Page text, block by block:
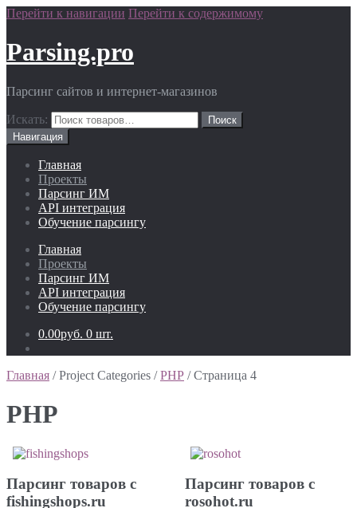
Перейти к навигации Перейти к содержимому
Parsing.pro
Парсинг сайтов и интернет-магазинов
Искать:
Навигация
Главная
Проекты
Парсинг ИМ
API интеграция
Обучение парсингу
Главная
Проекты
Парсинг ИМ
API интеграция
Обучение парсингу
0.00руб. 0 шт.
Главная / Project Categories /PHP / Страница 4
PHP
Парсинг товаров с
fishingshops.ru
Парсинг товаров с
rosohot.ru